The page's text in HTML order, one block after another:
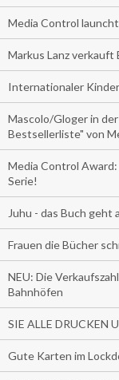
Media Control
Markus Lanz verkauft
Internationaler
Mascolo/Gloger in
Bestsellerliste" von
Media Control
Serie!
Juhu - das Buch geht
Frauen die Bücher
NEU: Die
Bahnhöfen
SIE ALLE DRUCKEN
Gute Karten im